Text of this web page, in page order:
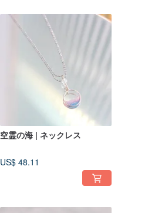
空霊の海 | ネックレス
US$ 48.11